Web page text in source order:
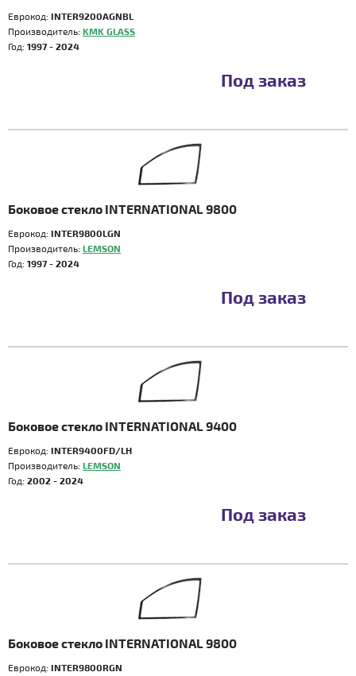
Еврокод: INTER9200AGNBL
Производитель: KMK GLASS
Год: 1997 - 2024
Под заказ
Боковое стекло INTERNATIONAL 9800
Еврокод: INTER9800LGN
Производитель: LEMSON
Год: 1997 - 2024
Под заказ
Боковое стекло INTERNATIONAL 9400
Еврокод: INTER9400FD/LH
Производитель: LEMSON
Год: 2002 - 2024
Под заказ
Боковое стекло INTERNATIONAL 9800
Еврокод: INTER9800RGN